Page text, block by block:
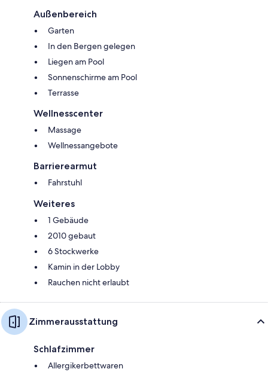
Außenbereich
Garten
In den Bergen gelegen
Liegen am Pool
Sonnenschirme am Pool
Terrasse
Wellnesscenter
Massage
Wellnessangebote
Barrierearmut
Fahrstuhl
Weiteres
1 Gebäude
2010 gebaut
6 Stockwerke
Kamin in der Lobby
Rauchen nicht erlaubt
Zimmerausstattung
Schlafzimmer
Allergikerbettwaren